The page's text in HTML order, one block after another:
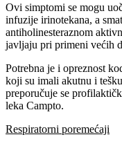
Ovi simptomi se mogu
infuzije irinotekana, a
antiholinesteraznom
javljaju pri primeni većih
Potrebna je i opreznost
koji su imali akutnu i
preporučuje se
leka Campto.
Respiratorni poremećaji